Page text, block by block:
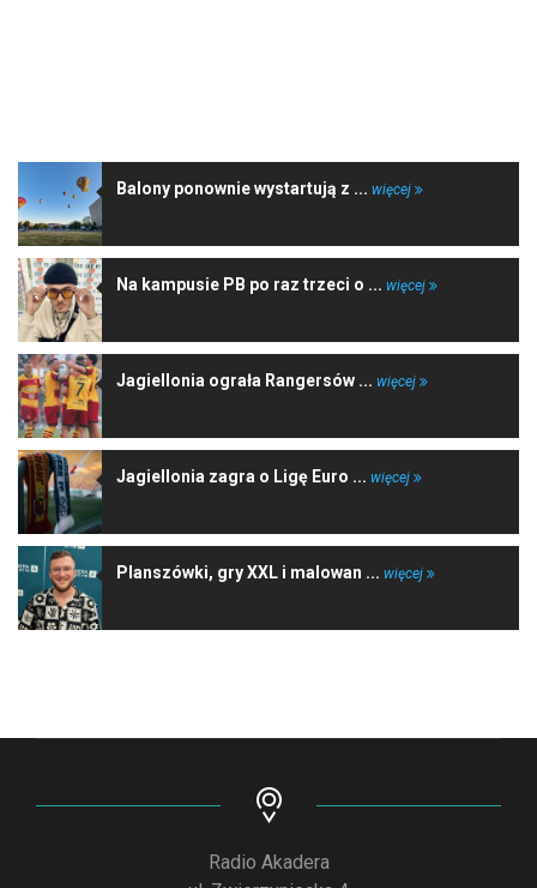
Balony ponownie wystartują z ... więcej
Na kampusie PB po raz trzeci o ... więcej
Jagiellonia ograła Rangersów ... więcej
Jagiellonia zagra o Ligę Euro ... więcej
Planszówki, gry XXL i malowan ... więcej
Radio Akadera